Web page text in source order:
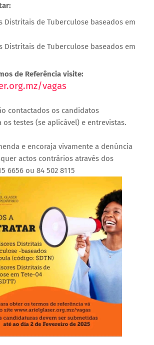
Distritais de Tuberculose baseados em
Distritais de Tuberculose baseados em
de Referência visite:
vagas
contactados os candidatos
os testes (se aplicável) e entrevistas.
e encoraja vivamente a denúncia
actos contrários através dos
6656 ou 84 502 8115